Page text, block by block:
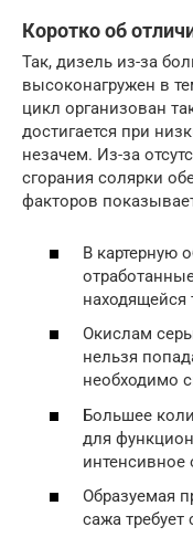
Коротко об
Так, дизель из-за
высоконагружен в
цикл организован
достигается при
незачем. Из-за
сгорания солярки
факторов
В картерную
находящейся
Окислам
нельзя
необходимо
Большее
для
интенсивное
Образуемая
сажа